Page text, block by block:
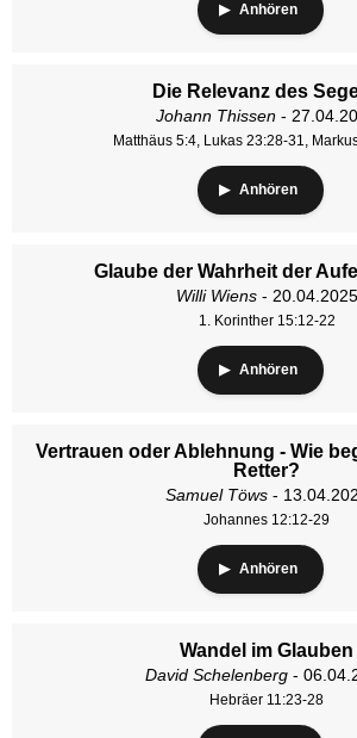
Anhören
Die Relevanz des
Johann Thissen -
Matthäus 5:4, Lukas 23:28-31,
Anhören
Glaube der Wahrheit der
Willi Wiens- 20.04.2025
1. Korinther 15:12-22
Anhören
Vertrauen oder Ablehnung - Wie
Retter?
Samuel Töws-
Johannes 12:12-29
Anhören
Wandel im Glauben
David Schelenberg-
Hebräer 11:23-28